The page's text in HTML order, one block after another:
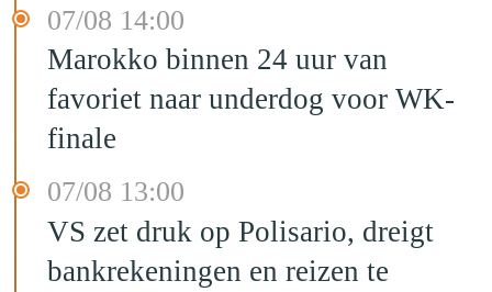
07/08 14:00
Marokko binnen 24 uur van
favoriet naar underdog voor WK-
finale
07/08 13:00
VS zet druk op Polisario, dreigt
bankrekeningen en reizen te